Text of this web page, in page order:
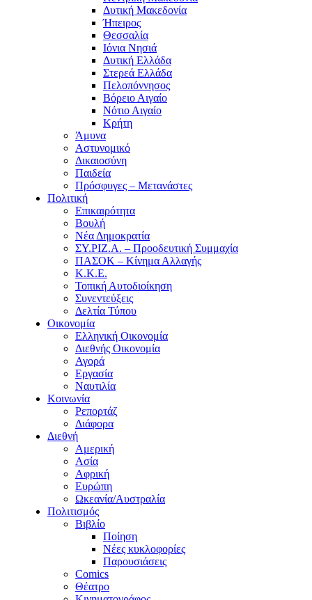
Δυτική Μακεδονία
Ήπειρος
Θεσσαλία
Ιόνια Νησιά
Δυτική Ελλάδα
Στερεά Ελλάδα
Πελοπόννησος
Βόρειο Αιγαίο
Νότιο Αιγαίο
Κρήτη
Άμυνα
Αστυνομικό
Δικαιοσύνη
Παιδεία
Πρόσφυγες – Μετανάστες
Πολιτική
Επικαιρότητα
Βουλή
Νέα Δημοκρατία
ΣΥ.ΡΙΖ.Α. – Προοδευτική Συμμαχία
ΠΑΣΟΚ – Κίνημα Αλλαγής
Κ.Κ.Ε.
Τοπική Αυτοδιοίκηση
Συνεντεύξεις
Δελτία Τύπου
Οικονομία
Ελληνική Οικονομία
Διεθνής Οικονομία
Αγορά
Εργασία
Ναυτιλία
Κοινωνία
Ρεπορτάζ
Διάφορα
Διεθνή
Αμερική
Ασία
Αφρική
Ευρώπη
Ωκεανία/Αυστραλία
Πολιτισμός
Βιβλίο
Ποίηση
Νέες κυκλοφορίες
Παρουσιάσεις
Comics
Θέατρο